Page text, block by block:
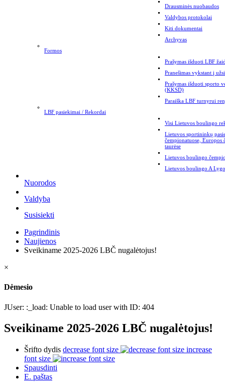
Drausminės nuobaudos
Valdybos protokolai
Kiti dokumentai
Archyvas
Formos
Prašymas išduoti LBF
Pranešimas vykstant į
Prašymas išduoti sporto
(KKSD)
Paraiška LBF turnyrui
LBF pasiekimai / Rekordai
Visi Lietuvos boulingo
Lietuvos sportininkų
čempionatuose, Europos
taurėse
Lietuvos boulingo
Lietuvos boulingo A
Nuorodos
Valdyba
Susisiekti
Pagrindinis
Naujienos
Sveikiname 2025-2026 LBČ nugalėtojus!
×
Dėmesio
JUser: :_load: Unable to load user with ID: 404
Sveikiname 2025-2026 LBČ nugalėtojus!
Šrifto dydis decrease font size
increase
font size
Spausdinti
E. paštas